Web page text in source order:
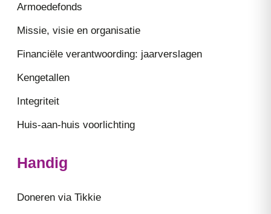
Armoedefonds
Missie, visie en organisatie
Financiële verantwoording: jaarverslagen
Kengetallen
Integriteit
Huis-aan-huis voorlichting
Handig
Doneren via Tikkie